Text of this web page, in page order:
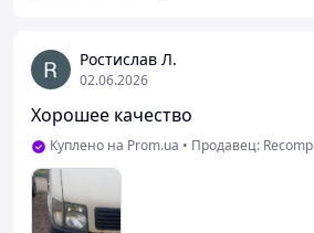
Ростислав Л.
02.06.2026
Хорошее качество
Куплено на Prom.ua • Продавец: Recomp